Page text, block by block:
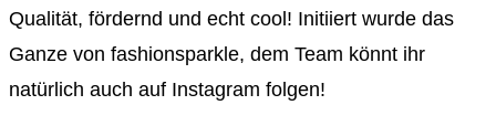
Qualität, fördernd und echt cool! Initiiert wurde das
Ganze von fashionsparkle, dem Team könnt ihr
natürlich auch auf Instagram folgen!